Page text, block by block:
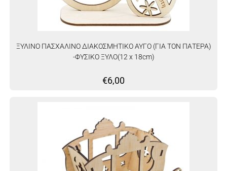
ΞΥΛΙΝΟ ΠΑΣΧΑΛΙΝΟ ΔΙΑΚΟΣΜΗΤΙΚΟ ΑΥΓΟ (ΓΙΑ ΤΟΝ ΠΑΤΕΡΑ)
-ΦΥΣΙΚΟ ΞΥΛΟ(12 x 18cm)
€6,00